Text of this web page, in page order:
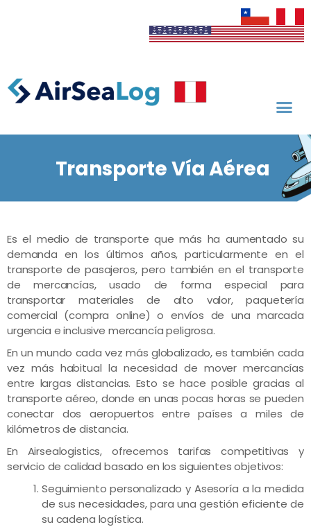
Transporte Vía Aérea
Es el medio de transporte que más ha aumentado su
demanda en los últimos años, particularmente en el
transporte de pasajeros, pero también en el transporte
de mercancías, usado de forma especial para
transportar materiales de alto valor, paquetería
comercial (compra online) o envíos de una marcada
urgencia e inclusive mercancía peligrosa.
En un mundo cada vez más globalizado, es también cada
vez más habitual la necesidad de mover mercancías
entre largas distancias. Esto se hace posible gracias al
transporte aéreo, donde en unas pocas horas se pueden
conectar dos aeropuertos entre países a miles de
kilómetros de distancia.
En Airsealogistics, ofrecemos tarifas competitivas y
servicio de calidad basado en los siguientes objetivos:
Seguimiento personalizado y Asesoría a la medida
de sus necesidades, para una gestión eficiente de
su cadena logística.